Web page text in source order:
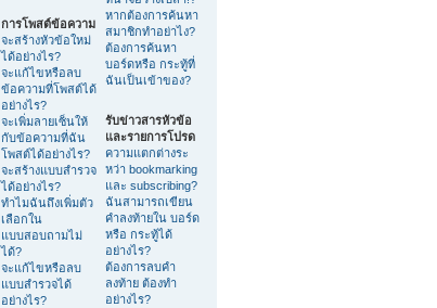
การโพสต์ข้อความ
จะสร้างหัวข้อใหม่
ได้อย่างไร?
จะแก้ไขหรือลบ
ข้อความที่โพสต์ได้
อย่างไร?
จะเพิ่มลายเซ็นให้
กับข้อความที่ฉัน
โพสต์ได้อย่างไร?
จะสร้างแบบสำรวจ
ได้อย่างไร?
ทำไมฉันถึงเพิ่มตัว
เลือกใน
แบบสอบถามไม่
ได้?
จะแก้ไขหรือลบ
แบบสำรวจได้
อย่างไร?
หากต้องการค้นหา
สมาชิกทำอย่าไง?
ต้องการค้นหา
บอร์ดหรือ กระทู้ที่
ฉันเป็นเข้าของ?
รับข่าวสารหัวข้อ
และรายการโปรด
ความแตกต่างระ
หว่า bookmarking
และ subscribing?
ฉันสามารถเขียน
คำลงท้ายใน บอร์ด
หรือ กระทู้ได้
อย่างไร?
ต้องการลบคำ
ลงท้าย ต้องทำ
อย่างไร?